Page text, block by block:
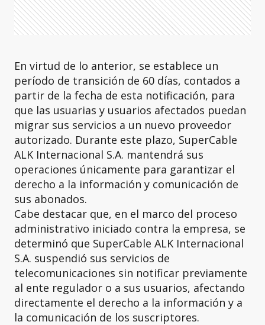
En virtud de lo anterior, se establece un
período de transición de 60 días, contados a
partir de la fecha de esta notificación, para
que las usuarias y usuarios afectados puedan
migrar sus servicios a un nuevo proveedor
autorizado. Durante este plazo, SuperCable
ALK Internacional S.A. mantendrá sus
operaciones únicamente para garantizar el
derecho a la información y comunicación de
sus abonados.
Cabe destacar que, en el marco del proceso
administrativo iniciado contra la empresa, se
determinó que SuperCable ALK Internacional
S.A. suspendió sus servicios de
telecomunicaciones sin notificar previamente
al ente regulador o a sus usuarios, afectando
directamente el derecho a la información y a
la comunicación de los suscriptores.